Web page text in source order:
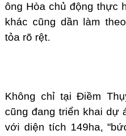
ông Hòa chủ động thực
khác cũng dần làm
tỏa rõ rệt.
Không chỉ tại Điềm
cũng đang triển khai dự
với diện tích 149ha,